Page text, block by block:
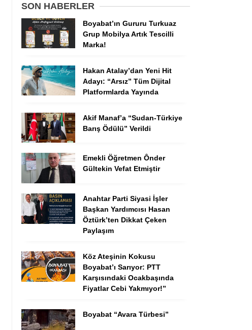
SON HABERLER
Boyabat’ın Gururu Turkuaz
Grup Mobilya Artık Tescilli
Marka!
Hakan Atalay’dan Yeni Hit
Adayı: “Arsız” Tüm Dijital
Platformlarda Yayında
Akif Manaf’a “Sudan-Türkiye
Barış Ödülü” Verildi
Emekli Öğretmen Ônder
Gültekin Vefat Etmiştir
Anahtar Parti Siyasi İşler
Başkan Yardımcısı Hasan
Öztürk’ten Dikkat Çeken
Paylaşım
Köz Ateşinin Kokusu
Boyabat’ı Sarıyor: PTT
Karşısındaki Ocakbaşında
Fiyatlar Cebi Yakmıyor!”
Boyabat “Avara Türbesi”